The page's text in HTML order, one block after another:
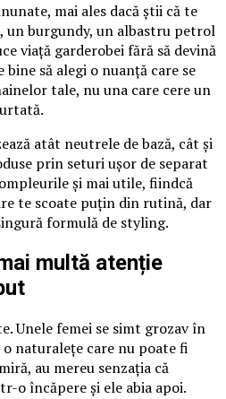
mai ales dacă știi că te
un burgundy, un albastru petrol
viață garderobei fără să devină
să alegi o nuanță care se
tale, nu una care cere un
atât neutrele de bază, cât și
prin seturi ușor de separat
și mai utile, fiindcă
te scoate puțin din rutină, dar
formulă de styling.
multă atenție
Unele femei se simt grozav în
naturalețe care nu poate fi
au mereu senzația că
încăpere și ele abia apoi.